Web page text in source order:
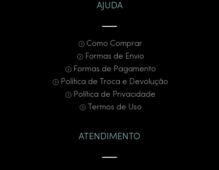
AJUDA
Como Comprar
Formas de Envio
Formas de Pagamento
Política de Troca e Devolução
Política de Privacidade
Termos de Uso
ATENDIMENTO